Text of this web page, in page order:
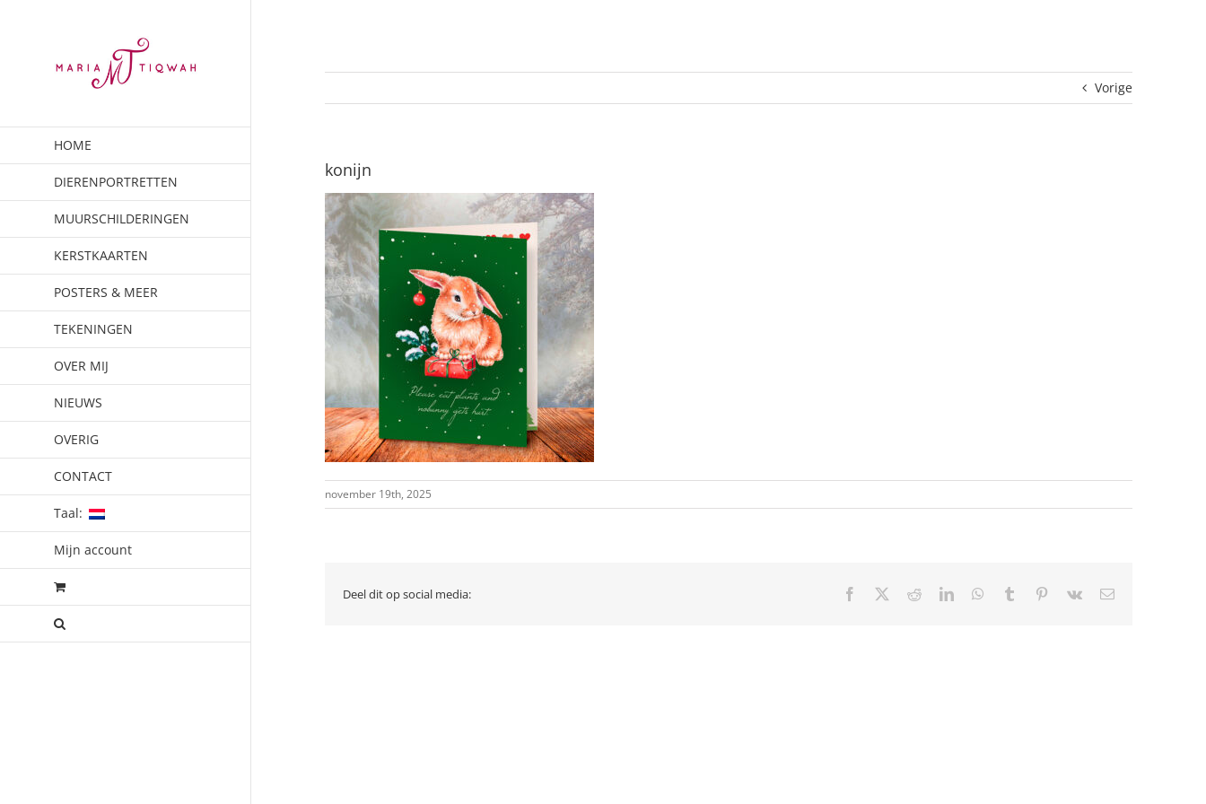
HOME
DIERENPORTRETTEN
MUURSCHILDERINGEN
KERSTKAARTEN
POSTERS & MEER
TEKENINGEN
OVER MIJ
NIEUWS
OVERIG
CONTACT
Taal:
Mijn account
Vorige
konijn
november 19th, 2025
Deel dit op social media: Facebook RedditLinkedInWhatsApp
Tumblr Pinterest
Vk
E-